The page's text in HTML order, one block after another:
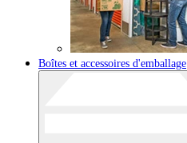
Boîtes et accessoires d'emballage